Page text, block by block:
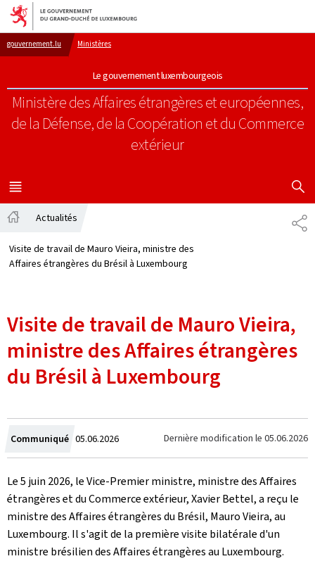
Aller au menu principal
Aller au contenu
gouvernement.lu Ministères
Le gouvernement luxembourgeois
Ministère des Affaires étrangères et européennes,
de la Défense, de la Coopération et du Commerce
extérieur
MENU
PRINCIPAL
Actualités
Visite de travail de Mauro Vieira, ministre des
Affaires étrangères du Brésil à Luxembourg
Visite de travail de Mauro Vieira,
ministre des Affaires étrangères
du Brésil à Luxembourg
Communiqué Crée
le
05.06.2026 Dernière modification le 05.06.2026
Le 5 juin 2026, le Vice-Premier ministre, ministre des Affaires
étrangères et du Commerce extérieur, Xavier Bettel, a reçu le
ministre des Affaires étrangères du Brésil, Mauro Vieira, au
Luxembourg. Il s'agit de la première visite bilatérale d'un
ministre brésilien des Affaires étrangères au Luxembourg.